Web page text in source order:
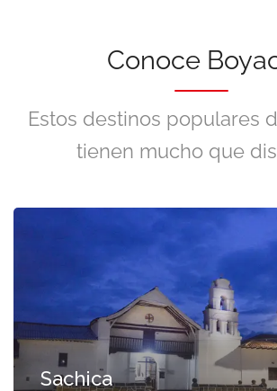
Conoce
Estos destinos populares
tienen mucho que
Sachica